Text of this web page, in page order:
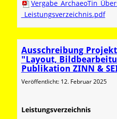
_Leistungsverzeichnis.pdf
Ausschreibung
"Layout,
Publikation ZINN &
Veröffentlicht: 12. Februar 2025
Leistungsverzeichnis